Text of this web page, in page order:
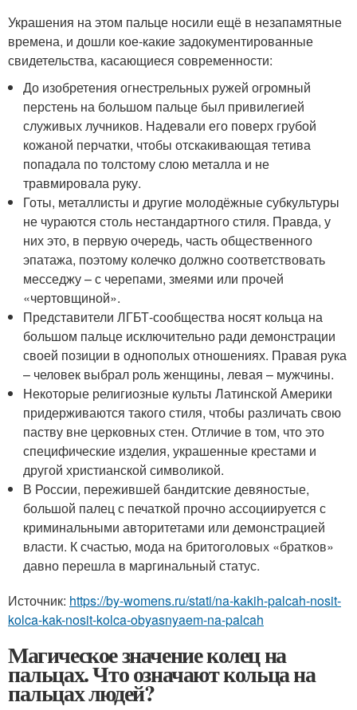
Украшения на этом пальце носили ещё в незапамятные
времена, и дошли кое-какие задокументированные
свидетельства, касающиеся современности:
До изобретения огнестрельных ружей огромный
перстень на большом пальце был привилегией
служивых лучников. Надевали его поверх грубой
кожаной перчатки, чтобы отскакивающая тетива
попадала по толстому слою металла и не
травмировала руку.
Готы, металлисты и другие молодёжные субкультуры
не чураются столь нестандартного стиля. Правда, у
них это, в первую очередь, часть общественного
эпатажа, поэтому колечко должно соответствовать
месседжу – с черепами, змеями или прочей
«чертовщиной».
Представители ЛГБТ-сообщества носят кольца на
большом пальце исключительно ради демонстрации
своей позиции в однополых отношениях. Правая рука
– человек выбрал роль женщины, левая – мужчины.
Некоторые религиозные культы Латинской Америки
придерживаются такого стиля, чтобы различать свою
паству вне церковных стен. Отличие в том, что это
специфические изделия, украшенные крестами и
другой христианской символикой.
В России, пережившей бандитские девяностые,
большой палец с печаткой прочно ассоциируется с
криминальными авторитетами или демонстрацией
власти. К счастью, мода на бритоголовых «братков»
давно перешла в маргинальный статус.
Источник: https://by-womens.ru/stati/na-kakih-palcah-nosit-
kolca-kak-nosit-kolca-obyasnyaem-na-palcah
Магическое значение колец на
пальцах. Что означают кольца на
пальцах людей?